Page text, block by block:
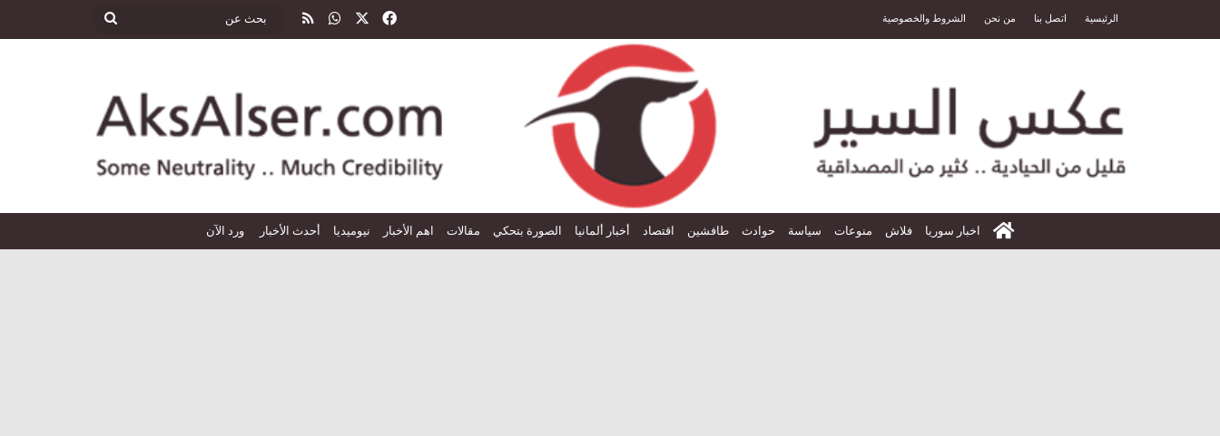
الرئيسية اتصل بنا من نحن الشروط والخصوصية فيسبوك واتسابملخص الموقع RSS بحث
الرئيسية
اخبار سوريا فلاش منوعات سياسة حوادث طافشين اقتصاد أخبار ألمانيا الصورة بتحكي مقالات اهم الأخبار نيوميديا أحدث الأخبار ورد الآن